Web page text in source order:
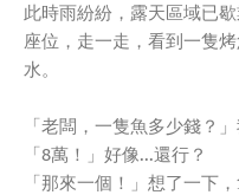
此時雨紛紛，露天區域已
座位，走一走，看到一隻
水。
「老闆，一隻魚多少錢？
「8萬！」好像...還行？
「那來一個！」想了一下